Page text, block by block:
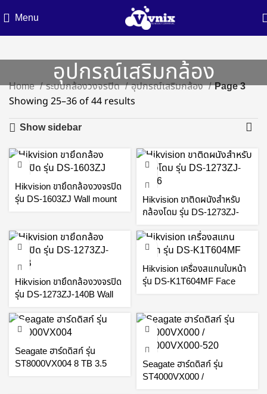
Menu
อุปกรณ์เสริมกล้อง
Home ระบบกล้องวงจรปิด อุปกรณ์เสริมกล้อง
Page 3
Showing 25–36 of 44 results
by
Show sidebar
Hikvision ขายึดกล้องวงจรปิด
รุ่น DS-1603ZJ Wall mount
Hikvision ขาติดผนังสำหรับ
กล้องโดม รุ่น DS-1273ZJ-
Group
Hikvision ขายึดกล้องวงจรปิด
รุ่น DS-1273ZJ-140B Wall
Hikvision เครื่องสแกนใบหน้า
รุ่น DS-K1T604MF Face
Seagate ฮาร์ดดิสก์ รุ่น
ST8000VX004 8 TB 3.5
Seagate ฮาร์ดดิสก์ รุ่น
ST4000VX000 /